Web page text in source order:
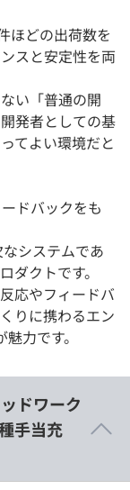
ほどの出荷数を
スと安定性を両
い「普通の開
発者としての基
てよい環境だと
ドバックをも
なシステムであ
ダクトです。
応やフィードバ
りに携わるエン
力です。
ドワーク
手当充